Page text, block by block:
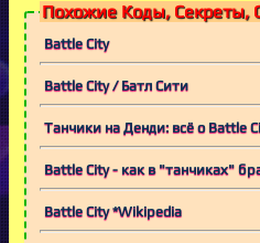
Похожие Коды, Секреты,
Battle City
Battle City / Батл Сити
Танчики на Денди: всё о Battle
Battle City - как в "танчиках"
Battle City *Wikipedia